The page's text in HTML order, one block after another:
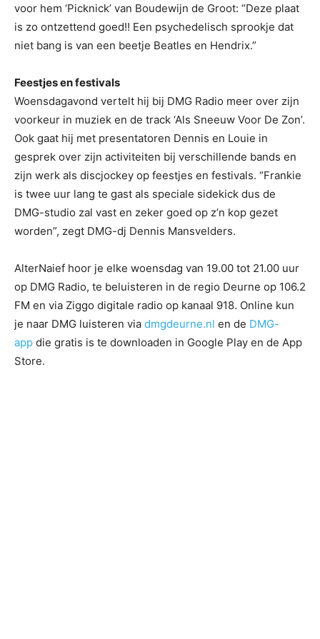
voor hem ‘Picknick’ van Boudewijn de Groot: “Deze plaat
is zo ontzettend goed!! Een psychedelisch sprookje dat
niet bang is van een beetje Beatles en Hendrix.”
Feestjes en festivals
Woensdagavond vertelt hij bij DMG Radio meer over zijn
voorkeur in muziek en de track ‘Als Sneeuw Voor De Zon’.
Ook gaat hij met presentatoren Dennis en Louie in
gesprek over zijn activiteiten bij verschillende bands en
zijn werk als discjockey op feestjes en festivals. “Frankie
is twee uur lang te gast als speciale sidekick dus de
DMG-studio zal vast en zeker goed op z’n kop gezet
worden”, zegt DMG-dj Dennis Mansvelders.
AlterNaief hoor je elke woensdag van 19.00 tot 21.00 uur
op DMG Radio, te beluisteren in de regio Deurne op 106.2
FM en via Ziggo digitale radio op kanaal 918. Online kun
je naar DMG luisteren via dmgdeurne.nl en de DMG-
app die gratis is te downloaden in Google Play en de App
Store.